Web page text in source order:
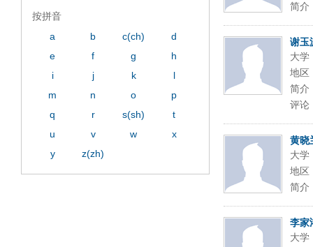
简介
谢玉
大学
地区
简介
评论
黄晓
大学
地区
简介
李家
大学
按拼音
a
b c(ch)
d
e
f g
h
i
j k
l
m
n o
p
q
r s(sh)
t
u
v w
x
y
z(zh)